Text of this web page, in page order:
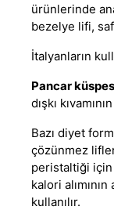
ürünlerinde
bezelye lifi,
İtalyanların
Pancar
dışkı
Bazı diyet
çözünmez
peristaltiği
kalori
kullanılır.